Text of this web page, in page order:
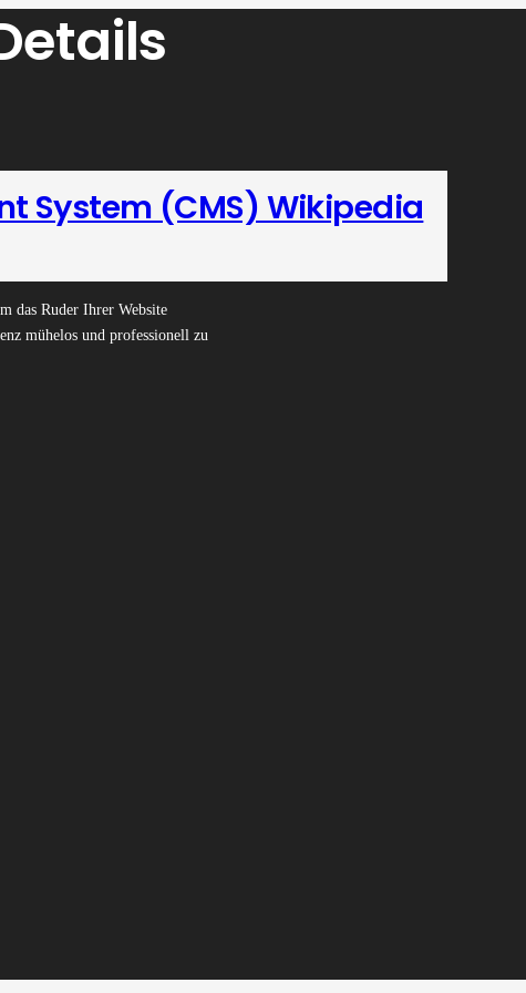
System (CMS) Wikipedia
das Ruder Ihrer Website
mühelos und professionell zu